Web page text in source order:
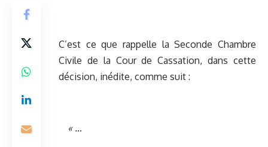
C’est ce que rappelle la Seconde Chambre
Civile de la Cour de Cassation, dans cette
décision, inédite, comme suit :
« …